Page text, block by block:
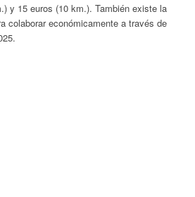
y 15 euros (10 km.). También existe la
colaborar económicamente a través de